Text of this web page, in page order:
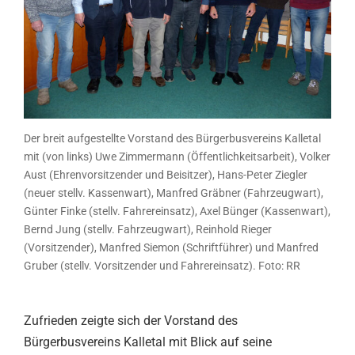
Der breit aufgestellte Vorstand des Bürgerbusvereins Kalletal
mit (von links) Uwe Zimmermann (Öffentlichkeitsarbeit), Volker
Aust (Ehrenvorsitzender und Beisitzer), Hans-Peter Ziegler
(neuer stellv. Kassenwart), Manfred Gräbner (Fahrzeugwart),
Günter Finke (stellv. Fahrereinsatz), Axel Bünger (Kassenwart),
Bernd Jung (stellv. Fahrzeugwart), Reinhold Rieger
(Vorsitzender), Manfred Siemon (Schriftführer) und Manfred
Gruber (stellv. Vorsitzender und Fahrereinsatz). Foto: RR
Zufrieden zeigte sich der Vorstand des
Bürgerbusvereins Kalletal mit Blick auf seine